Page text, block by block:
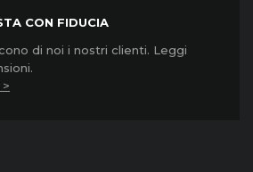
CON FIDUCIA
di noi i nostri clienti. Leggi